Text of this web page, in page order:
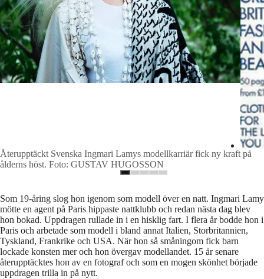
Återupptäckt Svenska Ingmari Lamys modellkarriär fick ny kraft på
ålderns höst. Foto: GUSTAV HUGOSSON
Som 19-åring slog hon igenom som modell över en natt. Ingmari Lamy
mötte en agent på Paris hippaste nattklubb och redan nästa dag blev
hon bokad. Uppdragen rullade in i en hisklig fart. I flera år bodde hon i
Paris och arbetade som modell i bland annat Italien, Storbritannien,
Tyskland, Frankrike och USA. När hon så småningom fick barn
lockade konsten mer och hon övergav modellandet. 15 år senare
återupptäcktes hon av en fotograf och som en mogen skönhet började
uppdragen trilla in på nytt.